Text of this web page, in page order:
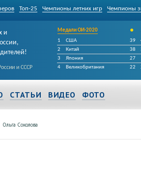
Топ-25 Чемпионы летних игр Чемпионы
и
и СССР
Медали ОИ-2020 •
1
США 39
2
Китай 38
3
Япония 27
4
Великобритания 22
СТАТЬИ ВИДЕО ФОТО
Ольга Соколова